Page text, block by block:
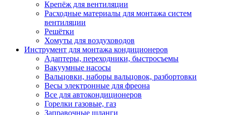
Крепёж для вентиляции
Расходные материалы для монтажа систем
вентиляции
Решётки
Хомуты для воздуховодов
Инструмент для монтажа кондиционеров
Адаптеры, переходники, быстросъемы
Вакуумные насосы
Вальцовки, наборы вальцовок, разбортовки
Весы электронные для фреона
Все для автокондиционеров
Горелки газовые, газ
Заправочные шланги